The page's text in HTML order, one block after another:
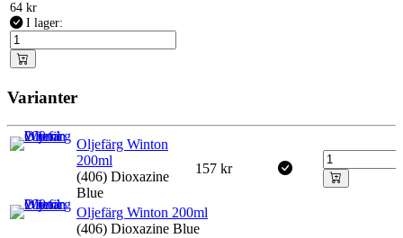
64 kr
I lager:
Varianter
Oljefärg Winton
200ml
(406) Dioxazine
Blue
157 kr
Oljefärg Winton 200ml
(406) Dioxazine Blue